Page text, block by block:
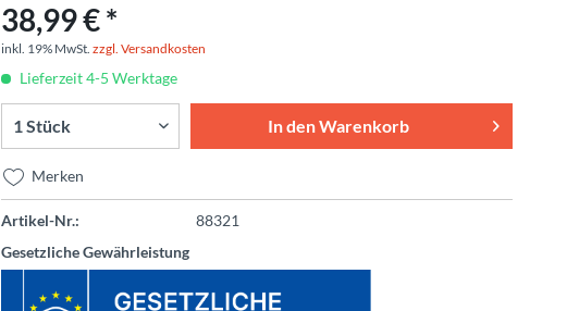
38,99 € *
inkl. 19% MwSt. zzgl. Versandkosten
Lieferzeit 4-5 Werktage
In denWarenkorb
Merken
Artikel-Nr.:
88321
Gesetzliche Gewährleistung